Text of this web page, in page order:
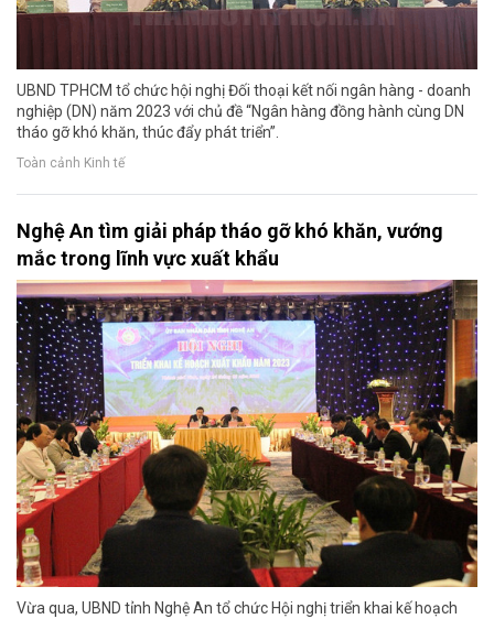
UBND TPHCM tổ chức hội nghị Đối thoại kết nối ngân hàng - doanh
nghiệp (DN) năm 2023 với chủ đề “Ngân hàng đồng hành cùng DN
tháo gỡ khó khăn, thúc đẩy phát triển”.
Toàn cảnh Kinh tế
Nghệ An tìm giải pháp tháo gỡ khó khăn, vướng
mắc trong lĩnh vực xuất khẩu
Vừa qua, UBND tỉnh Nghệ An tổ chức Hội nghị triển khai kế hoạch